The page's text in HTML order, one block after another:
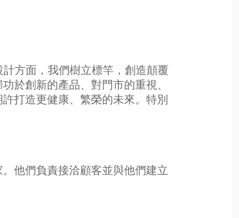
方面，我們樹立標竿，創造顛覆
於創新的產品、對門市的重視、
打造更健康、繁榮的未來。特別
他們負責接洽顧客並與他們建立